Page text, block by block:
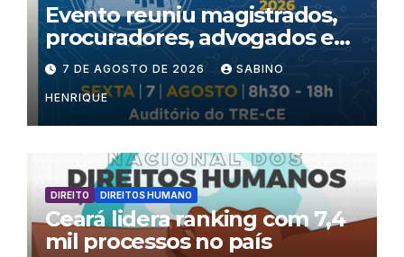
Evento reuniu magistrados,
procuradores, advogados e
especialistas para debater
inteligência artificial,
criminalidade organizada e
violência política de gênero
no processo eleitoral
7 DE AGOSTO DE 2026 SABINO
HENRIQUE
DIREITO DIREITOS HUMANO
Ceará lidera ranking com 7,4
mil processos no país